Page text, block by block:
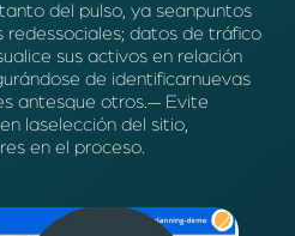
del pulso, ya seanpuntos
redessociales; datos de tráfico
sus activos en relación
de identificarnuevas
antesque otros.— Evite
laselección del sitio,
en el proceso.